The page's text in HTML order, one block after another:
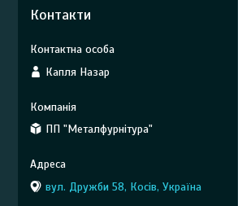
Контакти
Капля Назар
ПП "Металфурнітура"
вул. Дружби 58, Косів, Україна